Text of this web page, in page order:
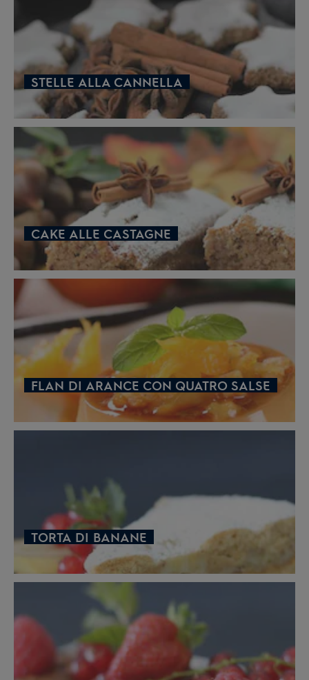
STELLE ALLA CANNELLA
CAKE ALLE CASTAGNE
FLAN DI ARANCE CON QUATRO SALSE
TORTA DI BANANE